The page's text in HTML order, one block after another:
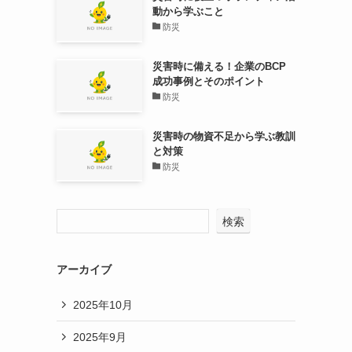
動から学ぶこと
防災
災害時に備える！企業のBCP
成功事例とそのポイント
防災
災害時の物資不足から学ぶ教訓
と対策
防災
検索
アーカイブ
2025年10月
2025年9月